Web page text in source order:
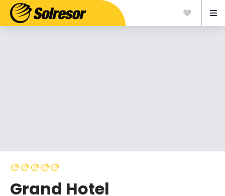
Grand Hotel